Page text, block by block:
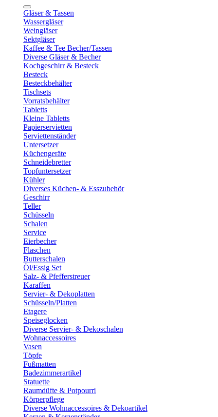
Gläser & Tassen
Wassergläser
Weingläser
Sektgläser
Kaffee & Tee Becher/Tassen
Diverse Gläser & Becher
Kochgeschirr & Besteck
Besteck
Besteckbehälter
Tischsets
Vorratsbehälter
Tabletts
Kleine Tabletts
Papierservietten
Serviettenständer
Untersetzer
Küchengeräte
Schneidebretter
Topfuntersetzer
Kühler
Diverses Küchen- & Esszubehör
Geschirr
Teller
Schüsseln
Schalen
Service
Eierbecher
Flaschen
Butterschalen
Öl/Essig Set
Salz- & Pfefferstreuer
Karaffen
Servier- & Dekoplatten
Schüsseln/Platten
Etagere
Speiseglocken
Diverse Servier- & Dekoschalen
Wohnaccessoires
Vasen
Töpfe
Fußmatten
Badezimmerartikel
Statuette
Raumdüfte & Potpourri
Körperpflege
Diverse Wohnaccessoires & Dekoartikel